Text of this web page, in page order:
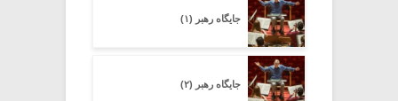
جایگاه رهبر (۱)
جایگاه رهبر (۲)